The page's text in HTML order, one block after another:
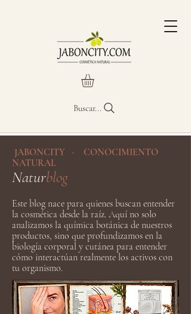
Buscar...
JABONCITY · CONOCIMIENTO
NATURAL
Naturblog
Este blog nace para quienes buscan entender
la cosmética desde la raíz. Aquí no solo
analizamos la química botánica de nuestros
productos, sino que profundizamos en la
biología corporal y cutánea para entender
cómo interactúan realmente los activos con
tu organismo.